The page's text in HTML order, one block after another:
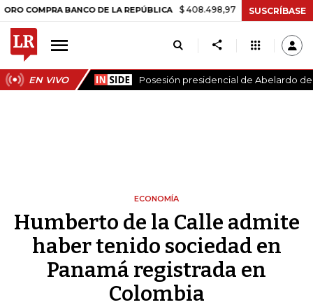
BANCO DE LA REPÚBLICA $ 408.498,97 +$ 8.753,81 +2,19%
SUSCRÍBASE
EN VIVO Posesión presidencial de Abelardo de
ECONOMÍA
Humberto de la Calle admite
haber tenido sociedad en
Panamá registrada en
Colombia